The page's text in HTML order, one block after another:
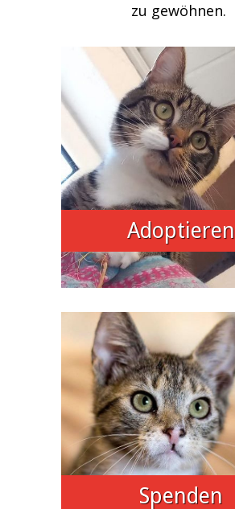
zu gewöhnen.
Adoptieren
Spenden